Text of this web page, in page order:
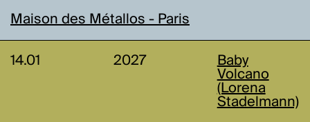
Maison des Métallos - Paris
14.01 2027
Baby
Volcano
(Lorena
Stadelmann)